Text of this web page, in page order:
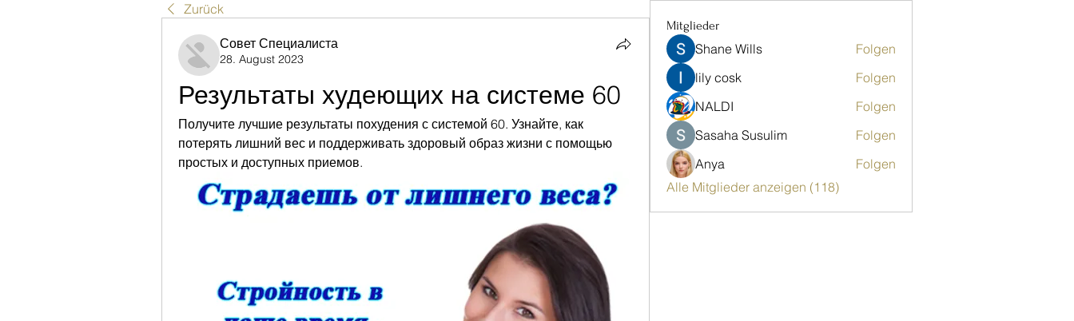
Zurück
Совет Специалиста
28. August 2023
Результаты худеющих на системе 60
Получите лучшие результаты похудения с системой 60. Узнайте, как
потерять лишний вес и поддерживать здоровый образ жизни с помощью
простых и доступных приемов.
Mitglieder
Shane Wills
Folgen
lily cosk
Folgen
NALDI
Folgen
Sasaha Susulim
Folgen
Anya
Folgen
Alle Mitglieder anzeigen (118)